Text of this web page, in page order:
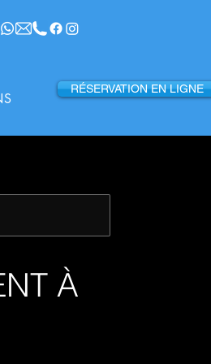
RÉSERVATION EN LIGNE
À